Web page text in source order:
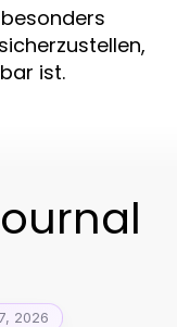
ist.
2026